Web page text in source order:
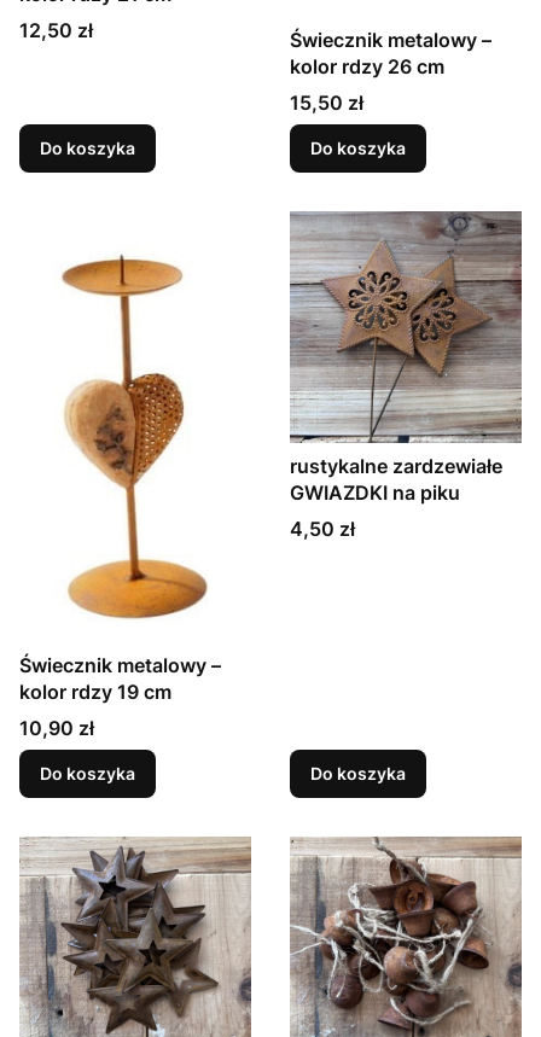
Cena
12,50 zł
Do koszyka
Świecznik metalowy –
kolor rdzy 26 cm
Cena
15,50 zł
Do koszyka
Świecznik metalowy –
kolor rdzy 19 cm
Cena
10,90 zł
Do koszyka
rustykalne zardzewiałe
GWIAZDKI na piku
Cena
4,50 zł
Do koszyka